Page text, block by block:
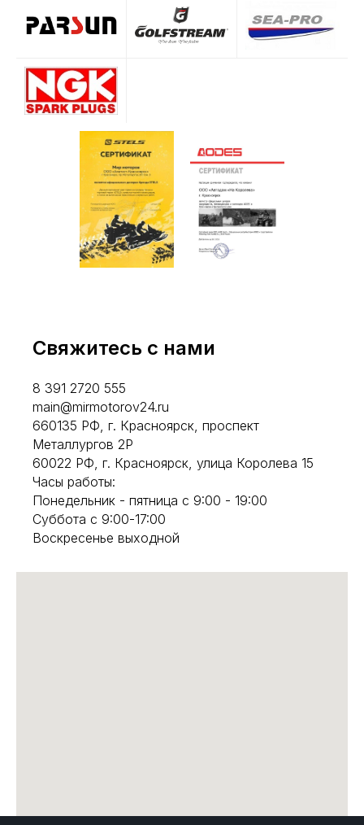
Свяжитесь с нами
8 391 2720 555
main@mirmotorov24.ru
660135 РФ, г. Красноярск, проспект
Металлургов 2Р
60022 РФ, г. Красноярск, улица Королева 15
Часы работы:
Понедельник - пятница с 9:00 - 19:00
Суббота с 9:00-17:00
Воскресенье выходной